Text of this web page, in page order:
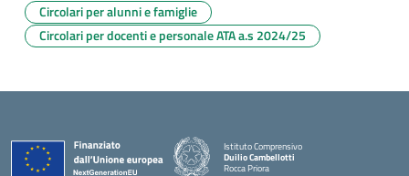
Circolari per alunni e famiglie
Circolari per docenti e personale ATA a.s 2024/25
Istituto Comprensivo
Duilio Cambellotti
Rocca Priora